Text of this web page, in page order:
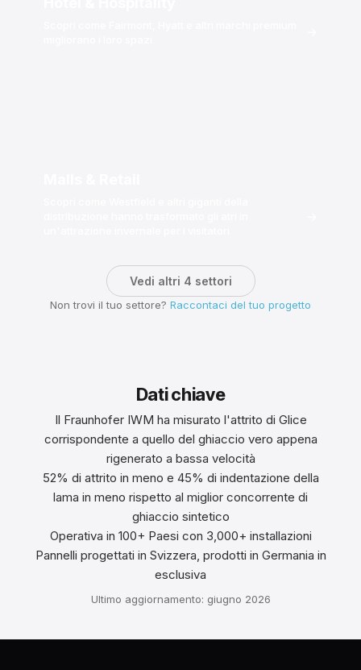
Vedi altri 4 settori
Non trovi il tuo settore? Raccontaci del tuo progetto
Dati chiave
Il Fraunhofer IWM ha misurato l'attrito di Glice
corrispondente a quello del ghiaccio vero appena
rigenerato a bassa velocità
52% di attrito in meno e 45% di indentazione della
lama in meno rispetto al miglior concorrente di
ghiaccio sintetico
Operativa in 100+ Paesi con 3,000+ installazioni
Pannelli progettati in Svizzera, prodotti in Germania in
esclusiva
Ultimo aggiornamento: giugno 2026